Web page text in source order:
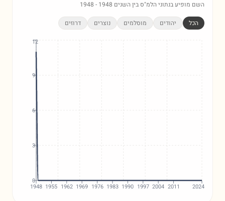
השם מופיע בנתוני הלמ"ס בין השנים 1948 - 1948
הכל יהודים מוסלמים נוצרים דרוזים
1948 1955 1962 1969 1976 1983 1990 1997 2004 2011 2024
0
3
6
9
12